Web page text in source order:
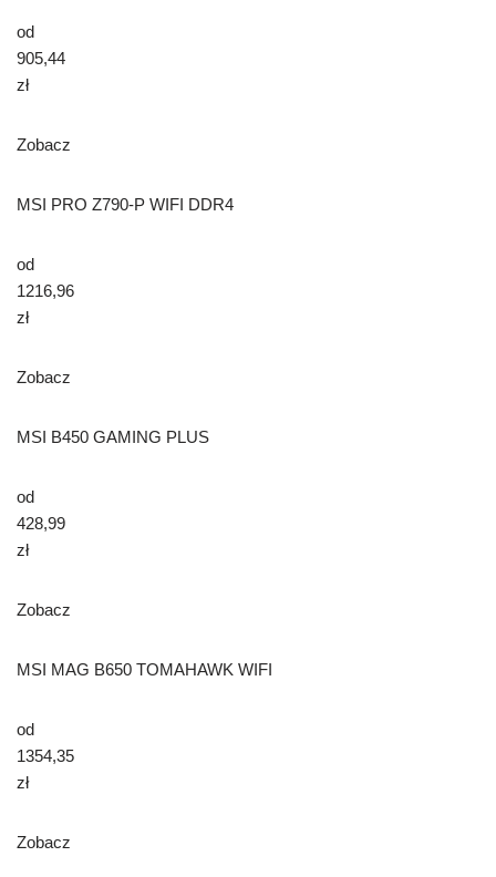
od
905,44
zł
Zobacz
MSI PRO Z790-P WIFI DDR4
od
1216,96
zł
Zobacz
MSI B450 GAMING PLUS
od
428,99
zł
Zobacz
MSI MAG B650 TOMAHAWK WIFI
od
1354,35
zł
Zobacz